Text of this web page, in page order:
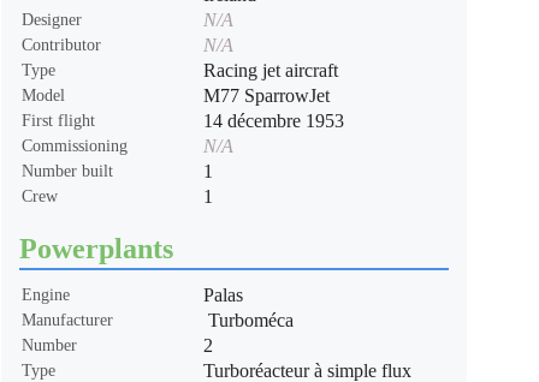
Designer N/A
Contributor N/A
Type Racing jet aircraft
Model M77 SparrowJet
First flight 14 décembre 1953
Commissioning N/A
Number built 1
Crew 1
Powerplants
Engine Palas
Manufacturer Turboméca
Number 2
Type Turboréacteur à simple flux